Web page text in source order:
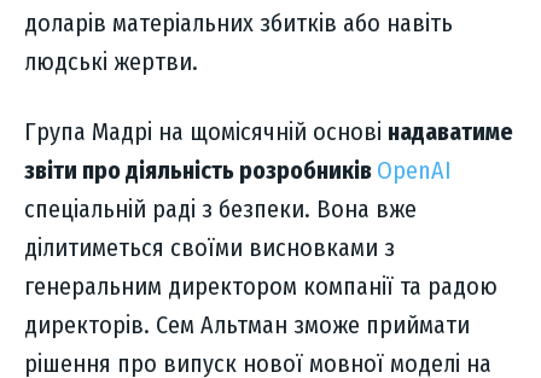
доларів матеріальних збитків або навіть
людські жертви.
Група Мадрі на щомісячній основі надаватиме
звіти про діяльність розробників OpenAI
спеціальній раді з безпеки. Вона вже
ділитиметься своїми висновками з
генеральним директором компанії та радою
директорів. Сем Альтман зможе приймати
рішення про випуск нової мовної моделі на